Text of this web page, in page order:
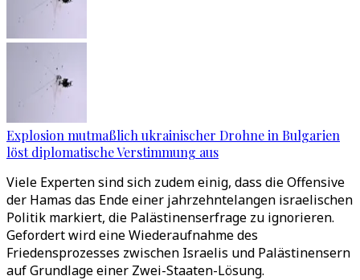
Explosion mutmaßlich ukrainischer Drohne in Bulgarien
löst diplomatische Verstimmung aus
Viele Experten sind sich zudem einig, dass die Offensive
der Hamas das Ende einer jahrzehntelangen israelischen
Politik markiert, die Palästinenserfrage zu ignorieren.
Gefordert wird eine Wiederaufnahme des
Friedensprozesses zwischen Israelis und Palästinensern
auf Grundlage einer Zwei-Staaten-Lösung.